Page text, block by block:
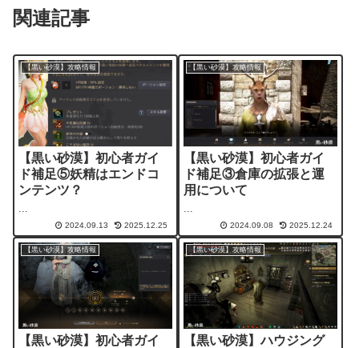
関連記事
【黒い砂漠】攻略情報
【黒い砂漠】初心者ガイ
ド補足⑤妖精はエンドコ
ンテンツ？
2024.09.13 2025.12.25
【黒い砂漠】攻略情報
【黒い砂漠】初心者ガイ
ド補足③倉庫の拡張と運
用について
2024.09.08 2025.12.24
【黒い砂漠】攻略情報
【黒い砂漠】初心者ガイ
【黒い砂漠】攻略情報
【黒い砂漠】ハウジング